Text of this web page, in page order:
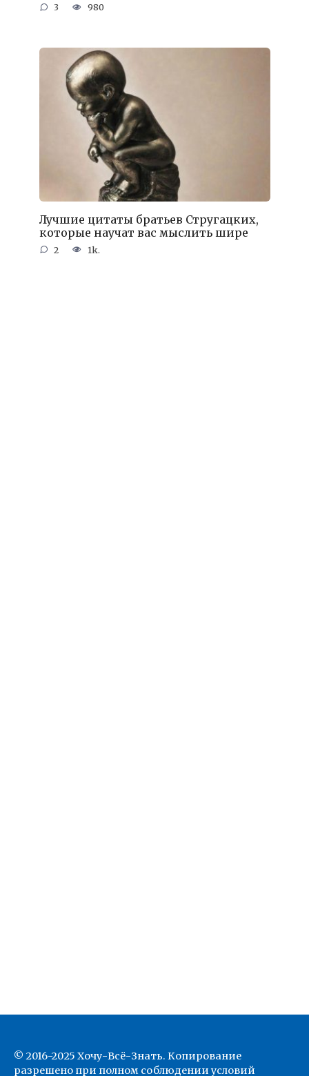
3 980
Лучшие цитаты братьев Стругацких,
которые научат вас мыслить шире
2 1k.
© 2016-2025 Хочу-Всё-Знать. Копирование
разрешено при полном соблюдении условий